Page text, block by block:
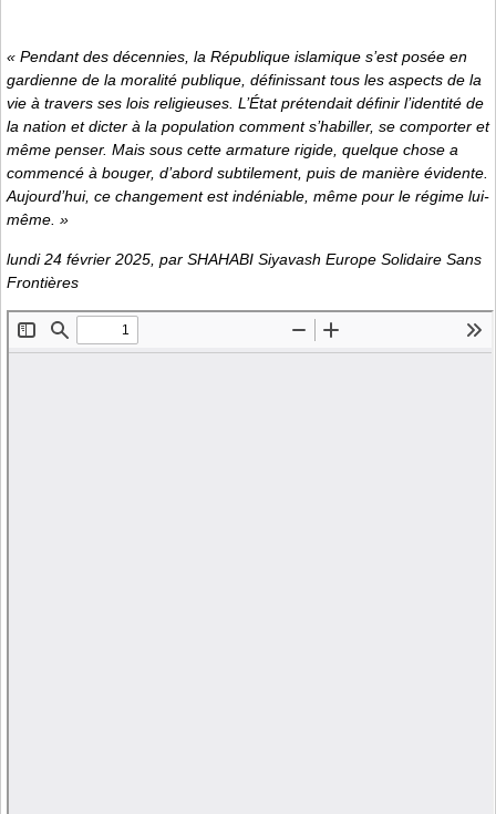
« Pendant des décennies, la République islamique s’est posée en
gardienne de la moralité publique, définissant tous les aspects de la
vie à travers ses lois religieuses. L’État prétendait définir l’identité de
la nation et dicter à la population comment s’habiller, se comporter et
même penser. Mais sous cette armature rigide, quelque chose a
commencé à bouger, d’abord subtilement, puis de manière évidente.
Aujourd’hui, ce changement est indéniable, même pour le régime lui-
même. »
lundi 24 février 2025, par SHAHABI Siyavash Europe Solidaire Sans
Frontières